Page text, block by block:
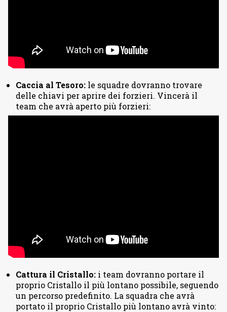
Caccia al Tesoro: le squadre dovranno trovare
delle chiavi per aprire dei forzieri. Vincerà il
team che avrà aperto più forzieri:
Cattura il Cristallo: i team dovranno portare il
proprio Cristallo il più lontano possibile, seguendo
un percorso predefinito. La squadra che avrà
portato il proprio Cristallo più lontano avrà vinto: